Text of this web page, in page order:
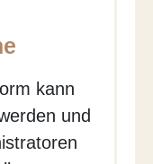
kann
und